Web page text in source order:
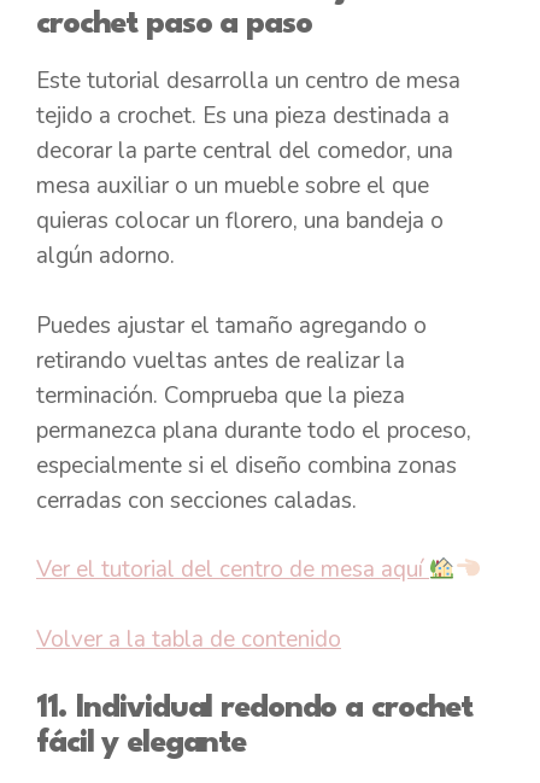
crochet paso a paso
Este tutorial desarrolla un centro de mesa
tejido a crochet. Es una pieza destinada a
decorar la parte central del comedor, una
mesa auxiliar o un mueble sobre el que
quieras colocar un florero, una bandeja o
algún adorno.
Puedes ajustar el tamaño agregando o
retirando vueltas antes de realizar la
terminación. Comprueba que la pieza
permanezca plana durante todo el proceso,
especialmente si el diseño combina zonas
cerradas con secciones caladas.
Ver el tutorial del centro de mesa aquí
Volver a la tabla de contenido
11. Individual redondo a crochet
fácil y elegante